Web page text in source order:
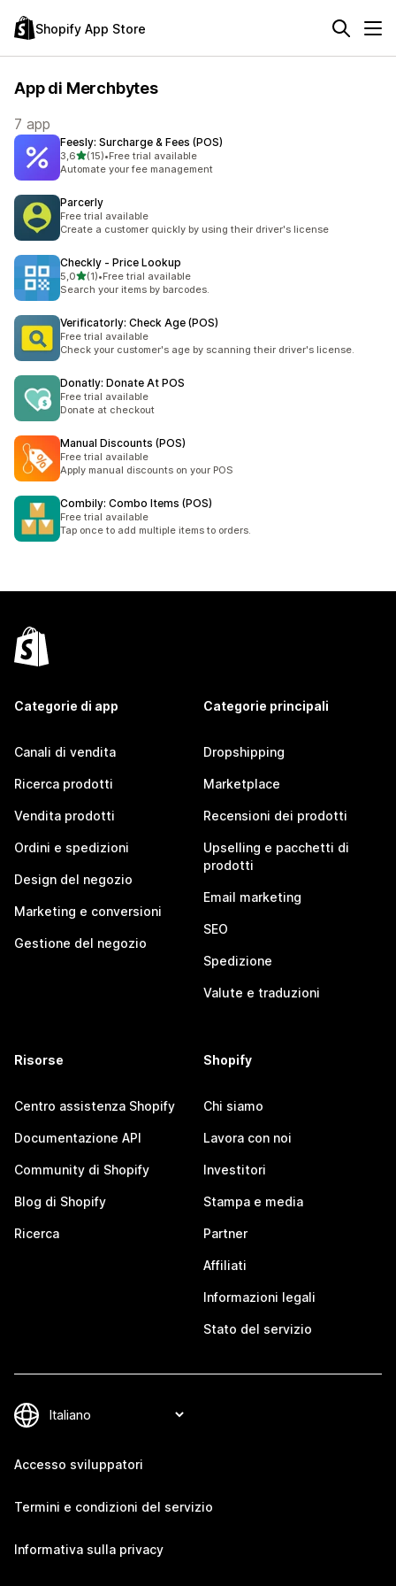
Shopify App Store
App di Merchbytes
7 app
Feesly: Surcharge & Fees (POS)
3,6stelle su 5
(15)
15 recensioni totali
•Free trial available
Automate your fee management
Parcerly
Free trial available
Create a customer quickly by using their driver's license
Checkly ‑ Price Lookup
5,0stelle su 5
(1)
1 recensioni totali
•Free trial available
Search your items by barcodes.
Verificatorly: Check Age (POS)
Free trial available
Check your customer's age by scanning their driver's license.
Donatly: Donate At POS
Free trial available
Donate at checkout
Manual Discounts (POS)
Free trial available
Apply manual discounts on your POS
Combily: Combo Items (POS)
Free trial available
Tap once to add multiple items to orders.
Categorie di app
Canali di vendita
Ricerca prodotti
Vendita prodotti
Ordini e spedizioni
Design del negozio
Marketing e conversioni
Gestione del negozio
Categorie principali
Dropshipping
Marketplace
Recensioni dei prodotti
Upselling e pacchetti di
prodotti
Email marketing
SEO
Spedizione
Valute e traduzioni
Risorse
Centro assistenza Shopify
Documentazione API
Community di Shopify
Blog di Shopify
Ricerca
Shopify
Chi siamo
Lavora con noi
Investitori
Stampa e media
Partner
Affiliati
Informazioni legali
Stato del servizio
Accesso sviluppatori
Termini e condizioni del servizio
Informativa sulla privacy